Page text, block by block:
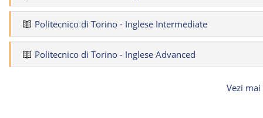
Politecnico di Torino - Inglese Intermediate
Politecnico di Torino - Inglese Advanced
Vezi